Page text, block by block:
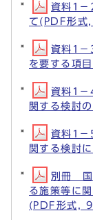
資料1－
て(PDF形
資料1－
を要する項
資料1－
関する検討
資料1－
関する検討
別冊 国
る施策等に
(PDF形式,